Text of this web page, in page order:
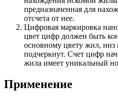
предназначенная для
отсчета от нее.
Цифровая маркировка
цвет цифр должен быть
основному цвету жил,
подчеркнут. Счет цифр
жила имеет уникальный
Применение